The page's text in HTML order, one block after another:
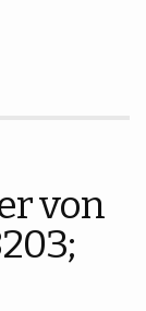
von